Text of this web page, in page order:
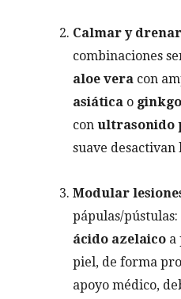
Calmar y drenar
combinaciones
aloe vera con
asiática o
conultrasonido
suave desactivan
Modular
pápulas/
ácido azelaico a
piel, de forma
apoyo médico,